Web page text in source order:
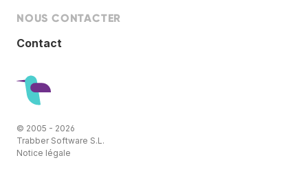
NOUS CONTACTER
Contact
© 2005 - 2026
Trabber Software S.L.
Notice légale